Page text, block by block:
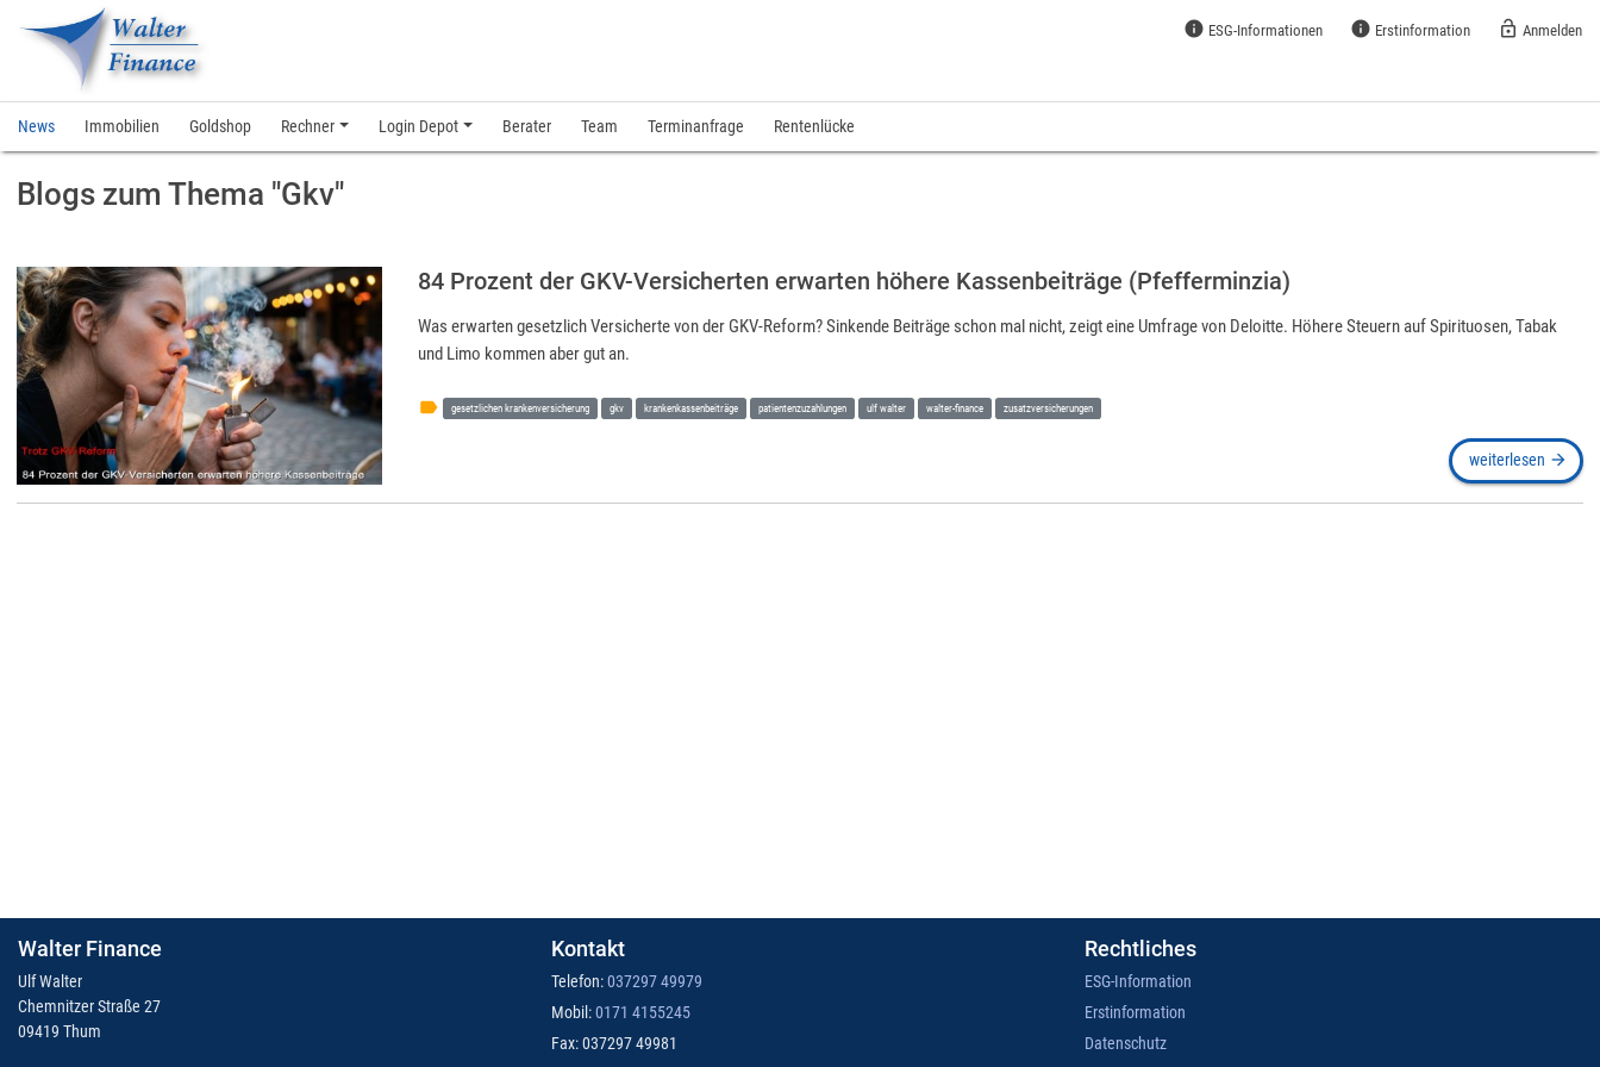
info ESG-Informationen info Erstinformation lock_open Anmelden
News Immobilien Goldshop Rechner Login Depot Berater Team Terminanfrage Rentenlücke
Blogs zum Thema "Gkv"
84 Prozent der GKV-Versicherten erwarten höhere Kassenbeiträge (Pfefferminzia)
Was erwarten gesetzlich Versicherte von der GKV-Reform? Sinkende Beiträge schon mal nicht, zeigt eine Umfrage von Deloitte. Höhere Steuern auf Spirituosen, Tabak
und Limo kommen aber gut an.
label gesetzlichen krankenversicherung gkv krankenkassenbeiträge patientenzuzahlungen ulf walter walter-finance zusatzversicherungen
weiterlesen arrow_forward
Walter Finance
Ulf Walter
Chemnitzer Straße 27
09419 Thum
Kontakt
Telefon:037297 49979
Mobil:0171 4155245
Fax: 037297 49981
Rechtliches
ESG-Information
Erstinformation
Datenschutz